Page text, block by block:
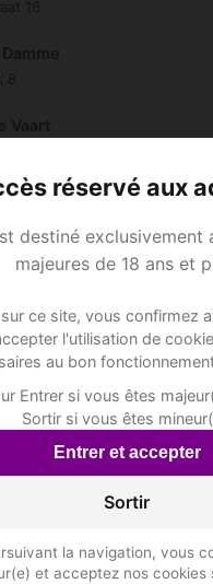
réservé aux
destiné exclusivement
majeures de 18 ans et
ce site, vous confirmez
l'utilisation de
au bon
Entrer si vous êtes
Sortir si vous êtes
Entrer et accepter
Sortir
la navigation, vous
et acceptez nos cookies
Hoeve
pour voir le n°
10
toi pour voir le n°
2/A